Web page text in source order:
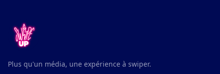
Plus qu'un média, une expérience à swiper.